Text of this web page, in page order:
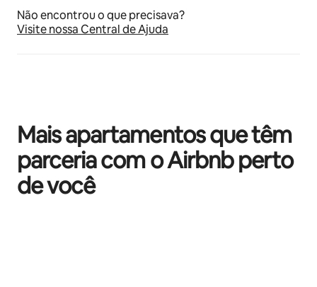
Não encontrou o que precisava?
Visite nossa Central de Ajuda
Mais apartamentos que têm
parceria com o Airbnb perto
de você